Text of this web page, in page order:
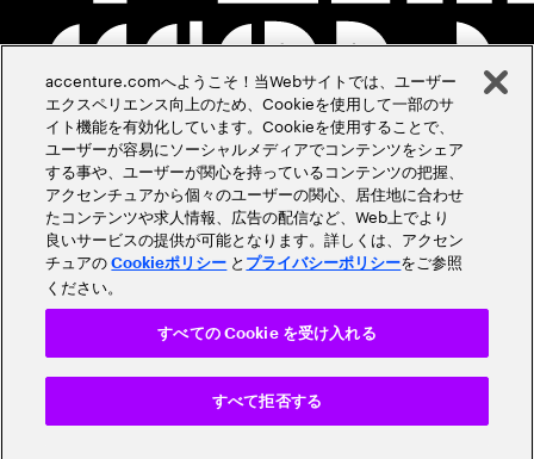
accenture.comへようこそ！当Webサイトでは、ユーザー
エクスペリエンス向上のため、Cookieを使用して一部のサ
イト機能を有効化しています。Cookieを使用することで、
ユーザーが容易にソーシャルメディアでコンテンツをシェア
する事や、ユーザーが関心を持っているコンテンツの把握、
アクセンチュアから個々のユーザーの関心、居住地に合わせ
たコンテンツや求人情報、広告の配信など、Web上でより
良いサービスの提供が可能となります。詳しくは、アクセン
チュアのCookieポリシー と プライバシーポリシーをご参照
ください。
すべて拒否する
すべての Cookie を受け入れる